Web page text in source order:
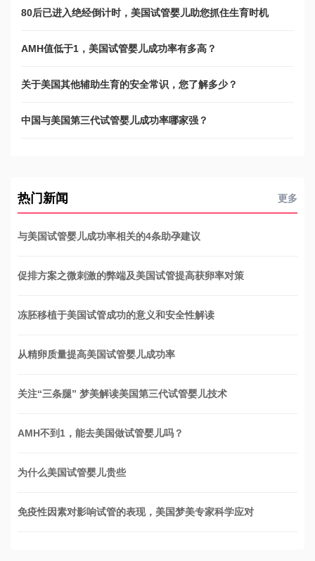
80后已进入绝经倒计时，美国试管婴儿助您抓住生育时机
AMH值低于1，美国试管婴儿成功率有多高？
关于美国其他辅助生育的安全常识，您了解多少？
中国与美国第三代试管婴儿成功率哪家强？
热门新闻 更多
与美国试管婴儿成功率相关的4条助孕建议
促排方案之微刺激的弊端及美国试管提高获卵率对策
冻胚移植于美国试管成功的意义和安全性解读
从精卵质量提高美国试管婴儿成功率
关注“三条腿” 梦美解读美国第三代试管婴儿技术
AMH不到1，能去美国做试管婴儿吗？
为什么美国试管婴儿贵些
免疫性因素对影响试管的表现，美国梦美专家科学应对